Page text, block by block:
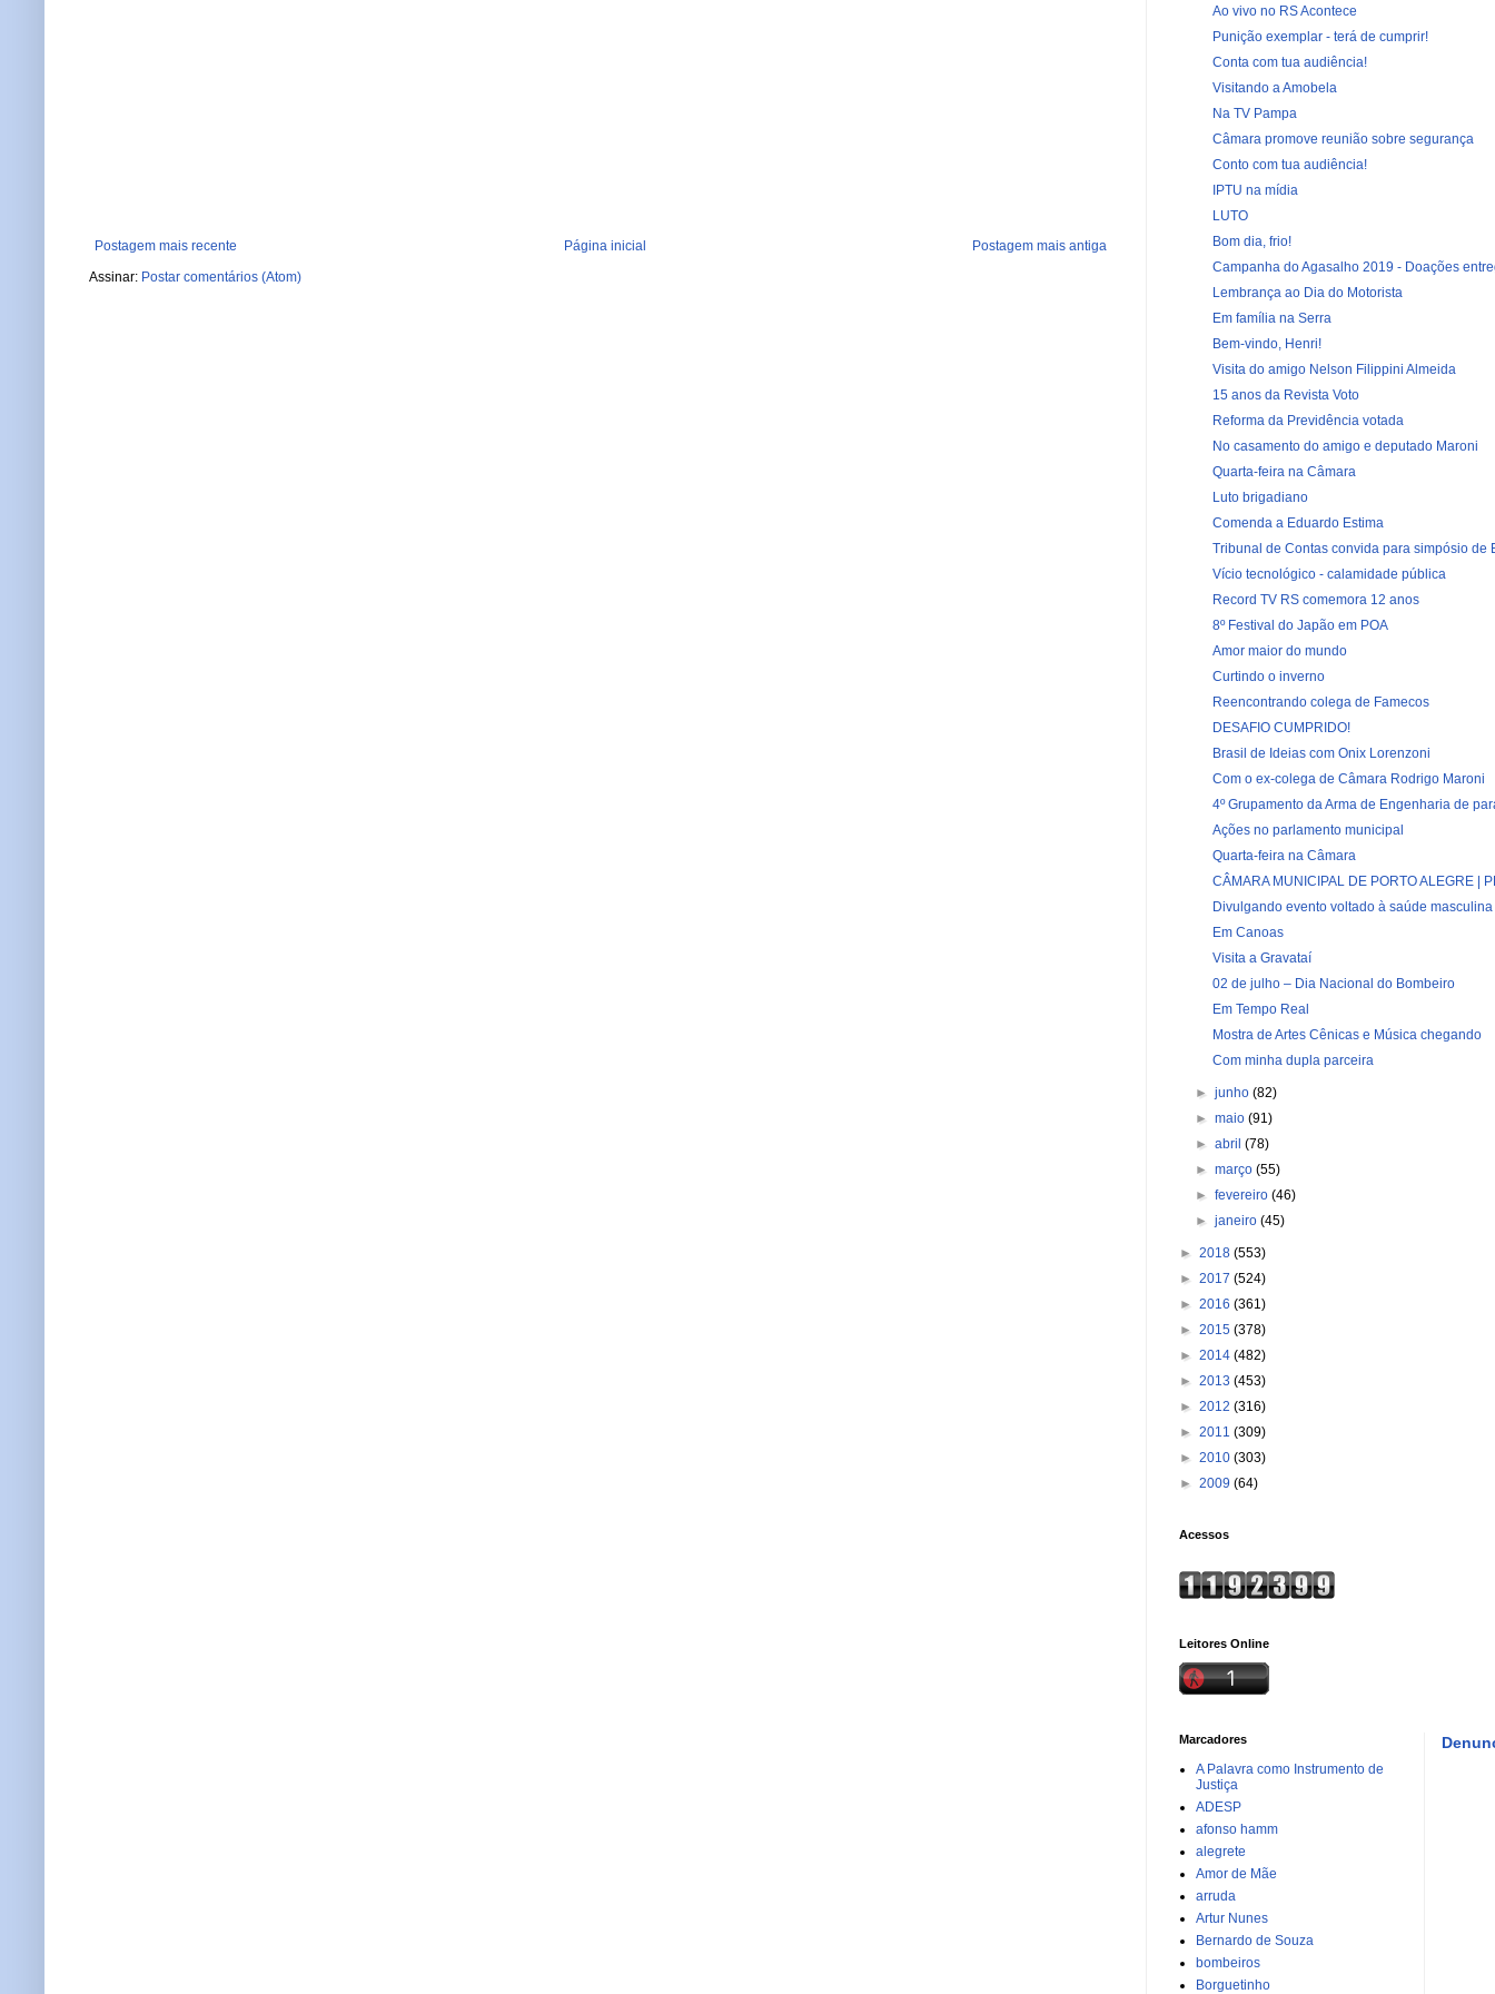
Postagem mais recente Postagem mais antiga
Página inicial
Assinar: Postar comentários (Atom)
Ao vivo no RS Acontece
Punição exemplar - terá de cumprir!
Conta com tua audiência!
Visitando a Amobela
Na TV Pampa
Câmara promove reunião sobre segurança
Conto com tua audiência!
IPTU na mídia
LUTO
Bom dia, frio!
Campanha do Agasalho 2019 - Doações
Lembrança ao Dia do Motorista
Em família na Serra
Bem-vindo, Henri!
Visita do amigo Nelson Filippini Almeida
15 anos da Revista Voto
Reforma da Previdência votada
No casamento do amigo e deputado Maroni
Quarta-feira na Câmara
Luto brigadiano
Comenda a Eduardo Estima
Tribunal de Contas convida para simpósio de
Vício tecnológico - calamidade pública
Record TV RS comemora 12 anos
8º Festival do Japão em POA
Amor maior do mundo
Curtindo o inverno
Reencontrando colega de Famecos
DESAFIO CUMPRIDO!
Brasil de Ideias com Onix Lorenzoni
Com o ex-colega de Câmara Rodrigo Maroni
4º Grupamento da Arma de Engenharia de
Ações no parlamento municipal
Quarta-feira na Câmara
CÂMARA MUNICIPAL DE PORTO ALEGRE |
Divulgando evento voltado à saúde masculina
Em Canoas
Visita a Gravataí
02 de julho – Dia Nacional do Bombeiro
Em Tempo Real
Mostra de Artes Cênicas e Música chegando
Com minha dupla parceira
►junho(82)
►maio(91)
►abril(78)
►março(55)
►fevereiro(46)
►janeiro(45)
► 2018 (553)
► 2017 (524)
► 2016 (361)
► 2015 (378)
► 2014 (482)
► 2013 (453)
► 2012 (316)
► 2011 (309)
► 2010 (303)
► 2009 (64)
Acessos
Leitores Online
Marcadores
A Palavra como Instrumento de
Justiça
ADESP
afonso hamm
alegrete
Amor de Mãe
arruda
Artur Nunes
Bernardo de Souza
bombeiros
Borguetinho